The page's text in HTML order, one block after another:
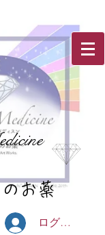
お薬
ログイン